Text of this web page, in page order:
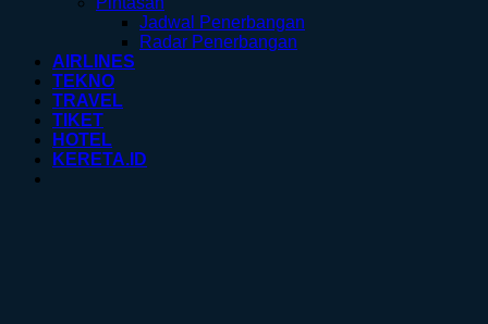
Jadwal Penerbangan
Radar Penerbangan
AIRLINES
TEKNO
TRAVEL
TIKET
HOTEL
KERETA.ID